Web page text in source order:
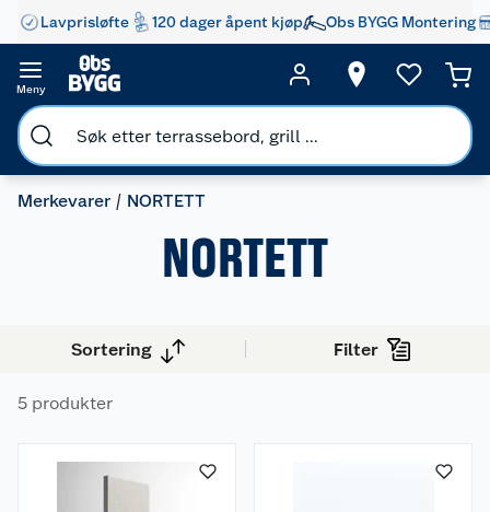
Lavprisløfte 120 dager åpent kjøp Obs BYGG Montering
Meny
Merkevarer NORTETT
NORTETT
Sortering Filter
5 produkter